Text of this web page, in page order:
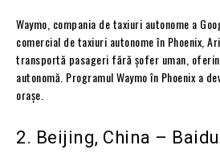
Waymo, compania de taxiuri autonome a
comercial de taxiuri autonome în Phoenix,
transportă pasageri fără șofer uman,
autonomă. Programul Waymo în Phoenix a
orașe.
2. Beijing, China – Baidu